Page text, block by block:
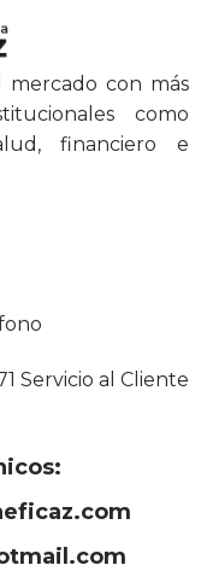
con más
como
financiero e
Servicio al Cliente